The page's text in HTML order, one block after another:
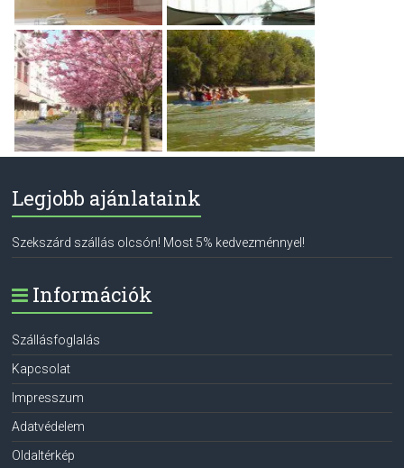
Legjobb ajánlataink
Szekszárd szállás olcsón! Most 5% kedvezménnyel!
Információk
Szállásfoglalás
Kapcsolat
Impresszum
Adatvédelem
Oldaltérkép